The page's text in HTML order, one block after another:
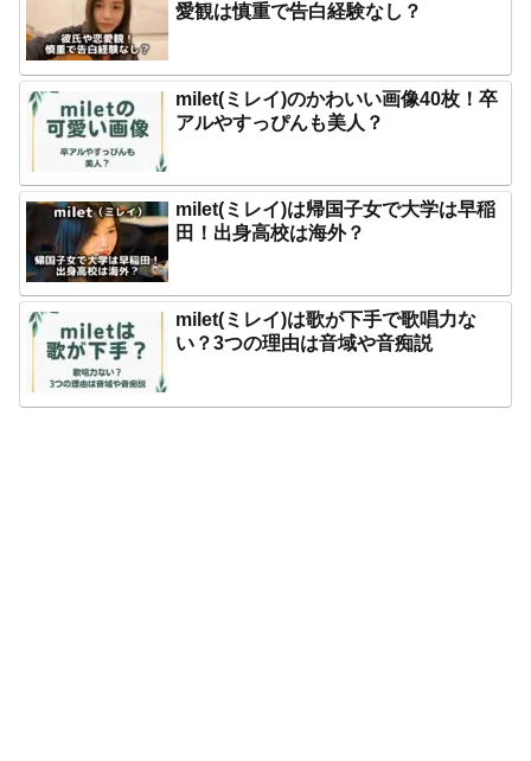
愛観は慎重で告白経験なし？
milet(ミレイ)のかわいい画像40枚！卒
アルやすっぴんも美人？
milet(ミレイ)は帰国子女で大学は早稲
田！出身高校は海外？
milet(ミレイ)は歌が下手で歌唱力な
い？3つの理由は音域や音痴説